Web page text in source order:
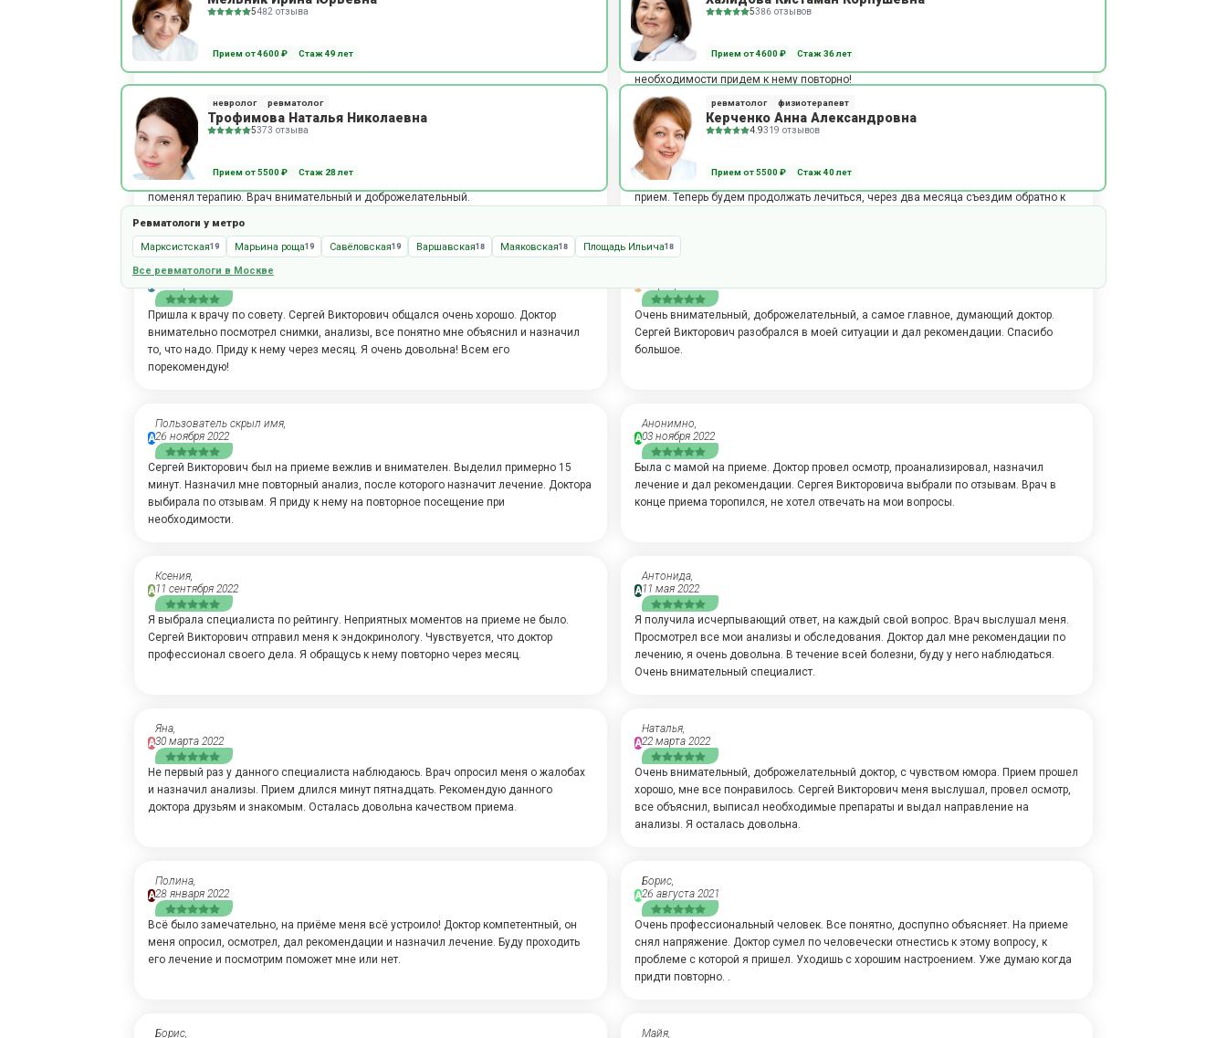
Прием прошел хорошо, продуктивно! Врач объяснил, что моя проблема не его
профиль. Ревматолог внимательный и доброжелательный! Проконсультировал и
дал советы.
На приеме я была с ребенком 16 лет. У данного специалиста мы были не первый
раз, изначально выбрали его по рекомендации. Сергей Викторович грамотный
доктор. На приеме он выслушал нас и полностью проконсультировал. При
необходимости придем к нему повторно!
А
Вера,
13 июля 2023
Я была на приёме у Сергея Викторовича. Он дал грамотную консультацию и
поменял терапию. Врач внимательный и доброжелательный.
А
Ольга,
11 мая 2023
Я была на приеме с дочерью. Врач назначил правильное лечение. Был повторный
прием. Теперь будем продолжать лечиться, через два месяца съездим обратно к
А
Марине,
Пришла к врачу по совету. Сергей Викторович общался очень хорошо. Доктор
внимательно посмотрел снимки, анализы, все понятно мне объяснил и назначил
то, что надо. Приду к нему через месяц. Я очень довольна! Всем его
порекомендую!
А
Очень внимательный, доброжелательный, а самое главное, думающий доктор.
Сергей Викторович разобрался в моей ситуации и дал рекомендации. Спасибо
большое.
А
Пользователь скрыл имя,
26 ноября 2022
Сергей Викторович был на приеме вежлив и внимателен. Выделил примерно 15
минут. Назначил мне повторный анализ, после которого назначит лечение. Доктора
выбирала по отзывам. Я приду к нему на повторное посещение при
необходимости.
А
Анонимно,
03 ноября 2022
Была с мамой на приеме. Доктор провел осмотр, проанализировал, назначил
лечение и дал рекомендации. Сергея Викторовича выбрали по отзывам. Врач в
конце приема торопился, не хотел отвечать на мои вопросы.
А
Ксения,
11 сентября 2022
Я выбрала специалиста по рейтингу. Неприятных моментов на приеме не было.
Сергей Викторович отправил меня к эндокринологу. Чувствуется, что доктор
профессионал своего дела. Я обращусь к нему повторно через месяц.
А
Антонида,
11 мая 2022
Я получила исчерпывающий ответ, на каждый свой вопрос. Врач выслушал меня.
Просмотрел все мои анализы и обследования. Доктор дал мне рекомендации по
лечению, я очень довольна. В течение всей болезни, буду у него наблюдаться.
Очень внимательный специалист.
А
Яна,
30 марта 2022
Не первый раз у данного специалиста наблюдаюсь. Врач опросил меня о жалобах
и назначил анализы. Прием длился минут пятнадцать. Рекомендую данного
доктора друзьям и знакомым. Осталась довольна качеством приема.
А
Наталья,
22 марта 2022
Очень внимательный, доброжелательный доктор, с чувством юмора. Прием прошел
хорошо, мне все понравилось. Сергей Викторович меня выслушал, провел осмотр,
все объяснил, выписал необходимые препараты и выдал направление на
анализы. Я осталась довольна.
А
Полина,
28 января 2022
Всё было замечательно, на приёме меня всё устроило! Доктор компетентный, он
меня опросил, осмотрел, дал рекомендации и назначил лечение. Буду проходить
его лечение и посмотрим поможет мне или нет.
А
Борис,
26 августа 2021
Очень профессиональный человек. Все понятно, доспупно объясняет. На приеме
снял напряжение. Доктор сумел по человечески отнестись к этому вопросу, к
проблеме с которой я пришел. Уходишь с хорошим настроением. Уже думаю когда
придти повторно. .
Борис, Майя,
5482 отзыва
Прием от 4600 ₽ Стаж 49 лет
5386 отзывов
Прием от 4600 ₽ Стаж 36 лет
невролог ревматолог
Трофимова Наталья Николаевна
5373 отзыва
Прием от 5500 ₽ Стаж 28 лет
ревматолог физиотерапевт
Керченко Анна Александровна
4.9319 отзывов
Прием от 5500 ₽ Стаж 40 лет
Ревматологи у метро
Марксистская19 Марьина роща19 Савёловская19 Варшавская18 Маяковская18 Площадь Ильича18
Все ревматологи в Москве